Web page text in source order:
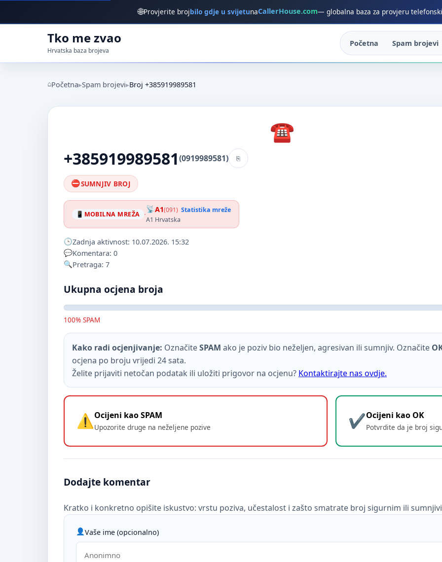
🌐Provjerite brojbilo gdje u svijetunaCallerHouse.com— globalna baza za provjeru
Tko me zvao
Hrvatska baza brojeva
Početna Spam brojevi
Početna Spam brojevi Broj +385919989581
+385919989581(0919989581)
SUMNJIV BROJ
MOBILNA MREŽA · A1(091) Statistika mreže
A1 Hrvatska
Zadnja aktivnost: 10.07.2026. 15:32
Komentara: 0
Pretraga: 7
Ukupna ocjena broja
100% SPAM
Kako radi ocjenjivanje: OznačiteSPAM ako je poziv bio neželjen, agresivan ili sumnjiv. Označite
ocjena po broju vrijedi 24 sata.
Želite prijaviti netočan podatak ili uložiti prigovor na ocjenu? Kontaktirajte nas ovdje.
Ocijeni kao SPAM
Upozorite druge na neželjene pozive
Ocijeni kao OK
Potvrdite da je broj
Dodajte komentar
Kratko i konkretno opišite iskustvo: vrstu poziva, učestalost i zašto smatrate broj sigurnim ili
Vaše ime (opcionalno)